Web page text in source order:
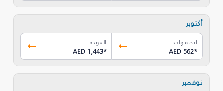
أكتوبر
اتجاه واحد
AED 562*
العودة
AED 1,443*
نوفمبر